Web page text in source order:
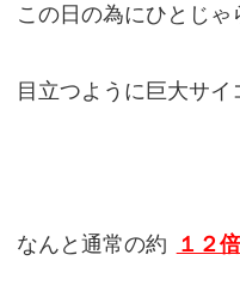
この日の為にひとじゃ
目立つように巨大サイ
なんと通常の約 １２倍